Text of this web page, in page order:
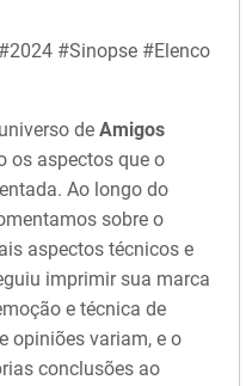
#Sinopse #Elenco
de Amigos
os aspectos que o
Ao longo do
sobre o
aspectos técnicos e
imprimir sua marca
e técnica de
opiniões variam, e o
conclusões ao